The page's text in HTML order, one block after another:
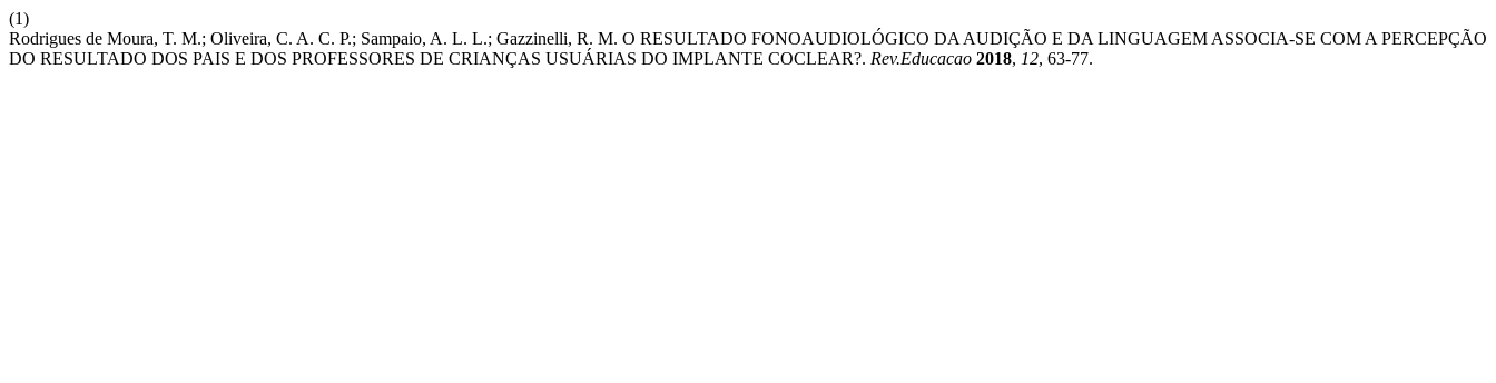
(1)
Rodrigues de Moura, T. M.; Oliveira, C. A. C. P.; Sampaio, A. L. L.; Gazzinelli, R. M. O RESULTADO FONOAUDIOLÓGICO DA AUDIÇÃO E DA LINGUAGEM ASSOCIA-SE COM A PERCEPÇÃO
DO RESULTADO DOS PAIS E DOS PROFESSORES DE CRIANÇAS USUÁRIAS DO IMPLANTE COCLEAR?. Rev.Educacao 2018, 12, 63-77.